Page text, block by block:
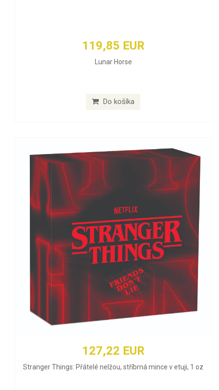
119,85 EUR
Lunar Horse
Do košíka
127,22 EUR
Stranger Things: Přátelé nelžou, stříbrná mince v etuji, 1 oz